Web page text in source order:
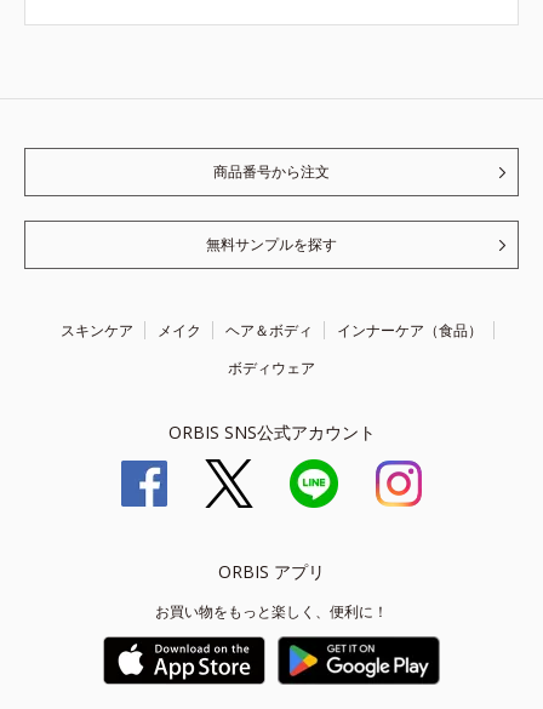
商品番号から注文
無料サンプルを探す
スキンケア メイク ヘア＆ボディ
インナーケア（食品）
ボディウェア
ORBIS SNS公式アカウント
ORBIS アプリ
お買い物をもっと楽しく、便利に！